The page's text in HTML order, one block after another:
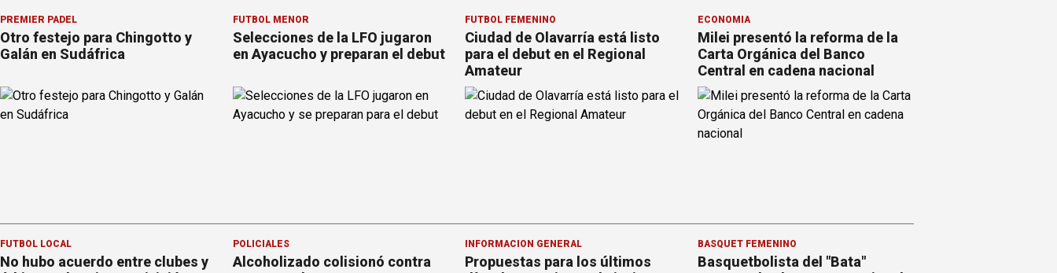
PREMIER PÁDEL
Otro festejo para Chingotto y
Galán en Sudáfrica
FÚTBOL MENOR
Selecciones de la LFO jugaron
en Ayacucho y preparan el debut
FÚTBOL FEMENINO
Ciudad de Olavarría está listo
para el debut en el Regional
Amateur
ECONOMÍA
Milei presentó la reforma de la
Carta Orgánica del Banco
Central en cadena nacional
FÚTBOL LOCAL
No hubo acuerdo entre clubes y
POLICIALES
Alcoholizado colisionó contra
INFORMACION GENERAL
Propuestas para los últimos
BÁSQUET FEMENINO
Basquetbolista del "Bata"